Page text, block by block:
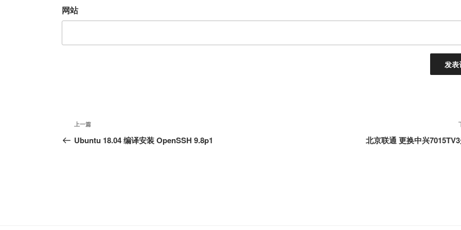
网站
章
上
一
上一篇
Ubuntu 18.04 编译安装 OpenSSH 9.8p1 北京联通 更换中兴